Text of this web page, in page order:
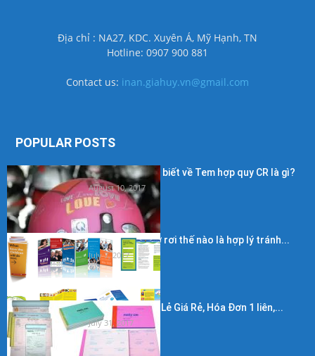
Địa chỉ : NA27, KDC. Xuyên Á, Mỹ Hạnh, TN
Hotline: 0907 900 881
Contact us: inan.giahuy.vn@gmail.com
POPULAR POSTS
Những điều cần biết về Tem hợp quy CR là gì?
August 10, 2017
Kích thước in tờ rơi thế nào là hợp lý tránh...
July 7, 2017
In Hóa Đơn Bán Lẻ Giá Rẻ, Hóa Đơn 1 liên,...
July 31, 2017